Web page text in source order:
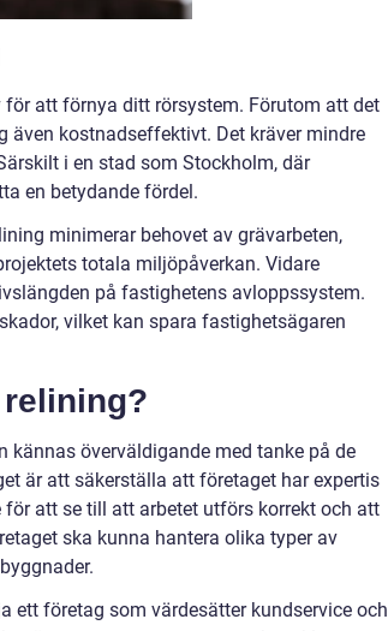
att förnya ditt rörsystem. Förutom att det
även kostnadseffektivt. Det kräver mindre
i en stad som Stockholm, där
en betydande fördel.
minimerar behovet av grävarbeten,
totala miljöpåverkan. Vidare
på fastighetens avloppssystem.
vilket kan spara fastighetsägaren
överväldigande med tanke på de
är att säkerställa att företaget har expertis
att se till att arbetet utförs korrekt och att
ska kunna hantera olika typer av
ett företag som värdesätter kundservice och